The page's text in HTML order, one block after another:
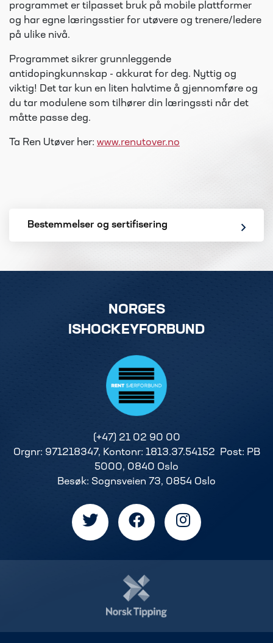
programmet er tilpasset bruk på mobile plattformer
og har egne læringsstier for utøvere og trenere/ledere
på ulike nivå.
Programmet sikrer grunnleggende
antidopingkunnskap - akkurat for deg. Nyttig og
viktig! Det tar kun en liten halvtime å gjennomføre og
du tar modulene som tilhører din læringssti når det
måtte passe deg.
Ta Ren Utøver her: www.renutover.no
Bestemmelser og sertifisering
NORGES
ISHOCKEYFORBUND
(+47) 21 02 90 00
Orgnr: 971218347, Kontonr: 1813.37.54152 Post: PB
5000, 0840 Oslo
Besøk: Sognsveien 73, 0854 Oslo